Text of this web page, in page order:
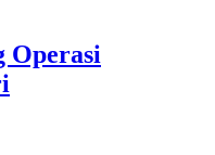
Operasi